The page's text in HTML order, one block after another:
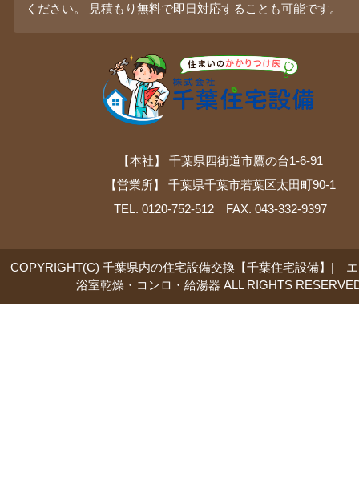
ください。 見積もり無料で即日対応することも可能です。
【本社】 千葉県四街道市鷹の台1-6-91
【営業所】 千葉県千葉市若葉区太田町90-1
TEL. 0120-752-512 FAX. 043-332-9397
COPYRIGHT(C) 千葉県内の住宅設備交換【千葉住宅設備】|
浴室乾燥・コンロ・給湯器 ALL RIGHTS